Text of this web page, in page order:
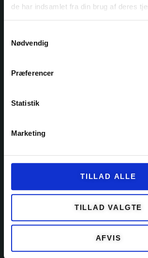
de har indsamlet fra din brug af deres
Nødvendig
Præferencer
Statistik
Marketing
TILLAD ALLE
TILLAD VALGTE
AFVIS
30 82 76 30
KATEGORIER
GARN
EVENTS